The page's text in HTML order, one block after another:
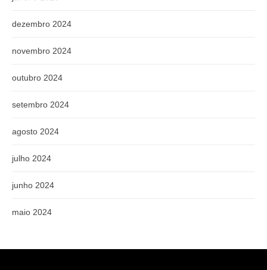
dezembro 2024
novembro 2024
outubro 2024
setembro 2024
agosto 2024
julho 2024
junho 2024
maio 2024